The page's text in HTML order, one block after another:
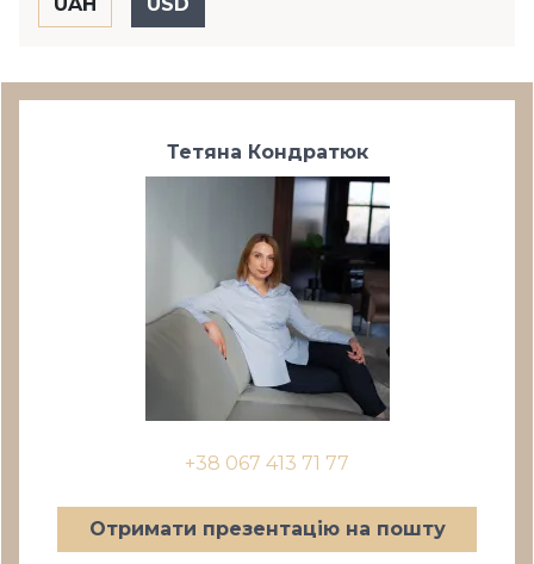
Тетяна Кондратюк
+38 067 413 71 77
Отримати презентацію на пошту